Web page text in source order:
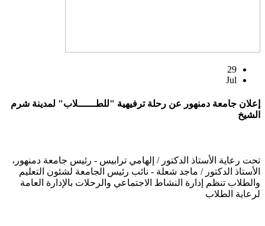
29
Jul
إعلان جامعة دمنهور عن رحلة ترفيهية "للطــــــلاب" لمدينة شرم
الشيخ
تحت رعاية الأستاذ الدكتور / إلهامي ترابيس - رئيس جامعة دمنهور،
الأستاذ الدكتور / ماجد شعلة - نائب رئيس الجامعة لشئون التعليم
والطلاب تنظم إدارة النشاط الاجتماعي والرحلات بالإدارة العامة
لرعاية الطلاب